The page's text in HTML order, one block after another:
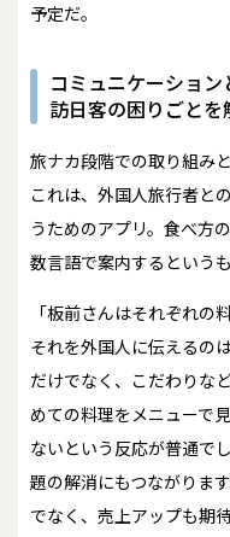
予定だ。
コミュニケーション
訪日客の困りごとを
旅ナカ段階での取り組み
これは、外国人旅行者と
うためのアプリ。食べ方
数言語で案内するというも
「板前さんはそれぞれの
それを外国人に伝えるの
だけでなく、こだわりな
めての料理をメニューで
ないという反応が普通で
題の解消にもつながりま
でなく、売上アップも期